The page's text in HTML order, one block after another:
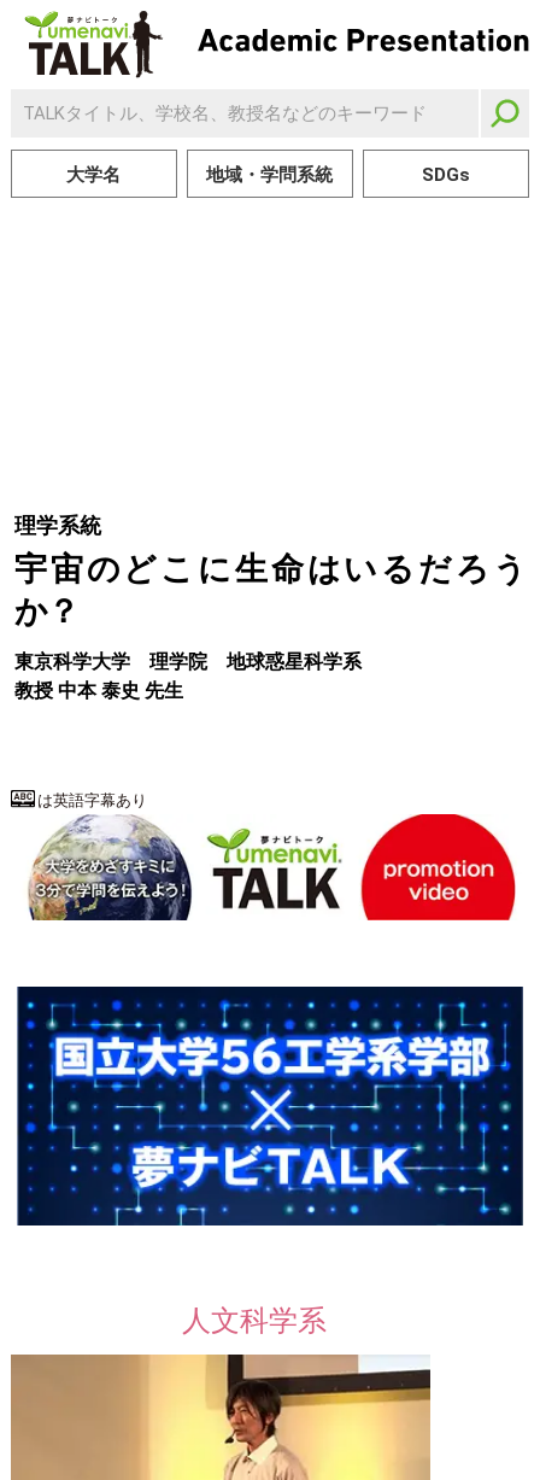
大学名 地域・学問系統 SDGs
理学系統
宇宙のどこに生命はいるだろう
か？
東京科学大学 理学院
地球惑星科学系
教授 中本 泰史 先生
は英語字幕あり
人文科学系